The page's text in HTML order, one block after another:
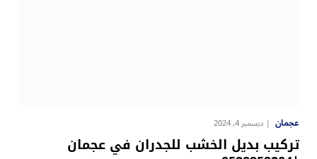
عجمان ديسمبر 4, 2024
تركيب بديل الخشب للجدران في عجمان